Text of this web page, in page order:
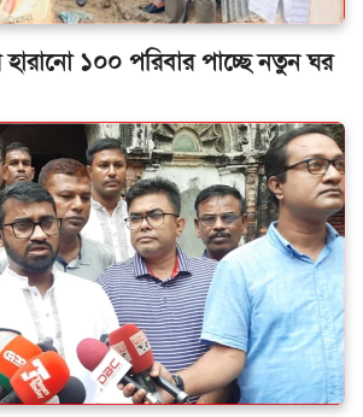
হারানো ১০০ পরিবার পাচ্ছে নতুন ঘর